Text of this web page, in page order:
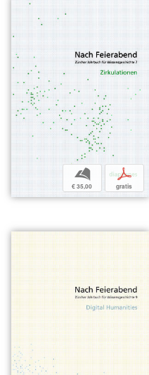
b
€ 35,00
p
gratis